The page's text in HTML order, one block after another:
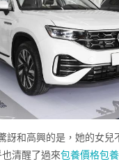
訝和高興的是，她的女兒
清醒了過來包養價格包